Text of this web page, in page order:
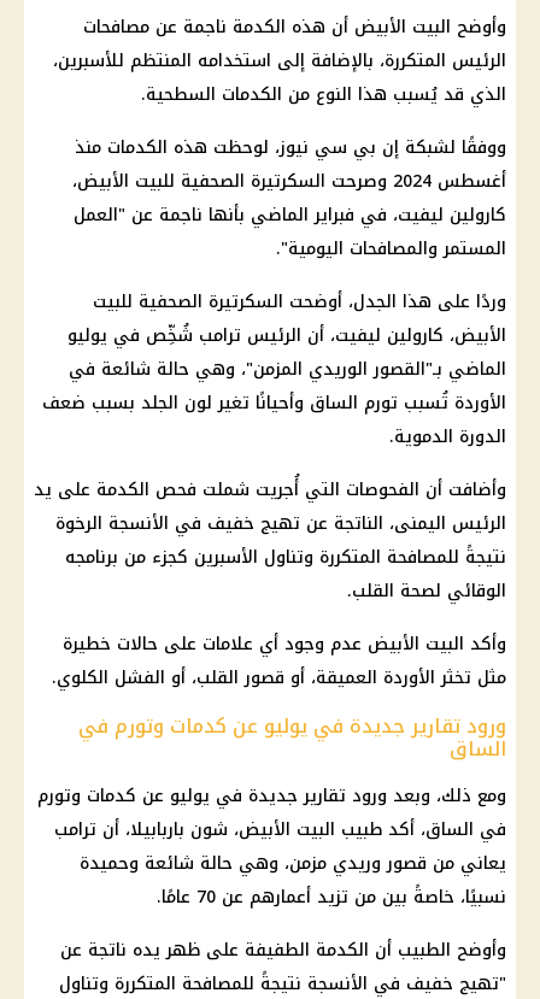
وأوضح البيت الأبيض أن هذه الكدمة ناجمة عن مصافحات
الرئيس المتكررة، بالإضافة إلى استخدامه المنتظم للأسبرين،
الذي قد يُسبب هذا النوع من الكدمات السطحية.
ووفقًا لشبكة إن بي سي نيوز، لوحظت هذه الكدمات منذ
أغسطس 2024 وصرحت السكرتيرة الصحفية للبيت الأبيض،
كارولين ليفيت، في فبراير الماضي بأنها ناجمة عن "العمل
المستمر والمصافحات اليومية".
وردًا على هذا الجدل، أوضحت السكرتيرة الصحفية للبيت
الأبيض، كارولين ليفيت، أن الرئيس ترامب شُخِّص في يوليو
الماضي بـ"القصور الوريدي المزمن"، وهي حالة شائعة في
الأوردة تُسبب تورم الساق وأحيانًا تغير لون الجلد بسبب ضعف
الدورة الدموية.
وأضافت أن الفحوصات التي أُجريت شملت فحص الكدمة على يد
الرئيس اليمنى، الناتجة عن تهيج خفيف في الأنسجة الرخوة
نتيجةً للمصافحة المتكررة وتناول الأسبرين كجزء من برنامجه
الوقائي لصحة القلب.
وأكد البيت الأبيض عدم وجود أي علامات على حالات خطيرة
مثل تخثر الأوردة العميقة، أو قصور القلب، أو الفشل الكلوي.
ورود تقارير جديدة في يوليو عن كدمات وتورم في
الساق
ومع ذلك، وبعد ورود تقارير جديدة في يوليو عن كدمات وتورم
في الساق، أكد طبيب البيت الأبيض، شون باربابيلا، أن ترامب
يعاني من قصور وريدي مزمن، وهي حالة شائعة وحميدة
نسبيًا، خاصةً بين من تزيد أعمارهم عن 70 عامًا.
وأوضح الطبيب أن الكدمة الطفيفة على ظهر يده ناتجة عن
"تهيج خفيف في الأنسجة نتيجةً للمصافحة المتكررة وتناول